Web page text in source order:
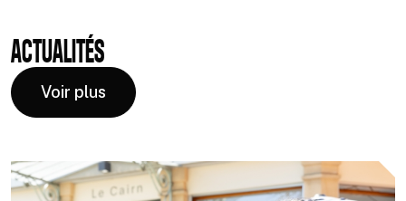
ACTUALITÉS
Voir plus